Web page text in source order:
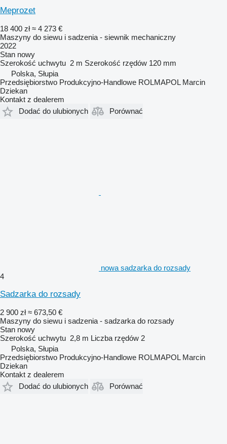
Meprozet
18 400 zł ≈ 4 273 €
Maszyny do siewu i sadzenia - siewnik mechaniczny
2022
Stan nowy
Szerokość uchwytu 2 m Szerokość rzędów 120 mm
Polska, Słupia
Przedsiębiorstwo Produkcyjno-Handlowe ROLMAPOL Marcin
Dziekan
Kontakt z dealerem
Dodać do ulubionych
Porównać
nowa sadzarka do rozsady
4
Sadzarka do rozsady
2 900 zł ≈ 673,50 €
Maszyny do siewu i sadzenia - sadzarka do rozsady
Stan nowy
Szerokość uchwytu 2,8 m Liczba rzędów 2
Polska, Słupia
Przedsiębiorstwo Produkcyjno-Handlowe ROLMAPOL Marcin
Dziekan
Kontakt z dealerem
Dodać do ulubionych
Porównać